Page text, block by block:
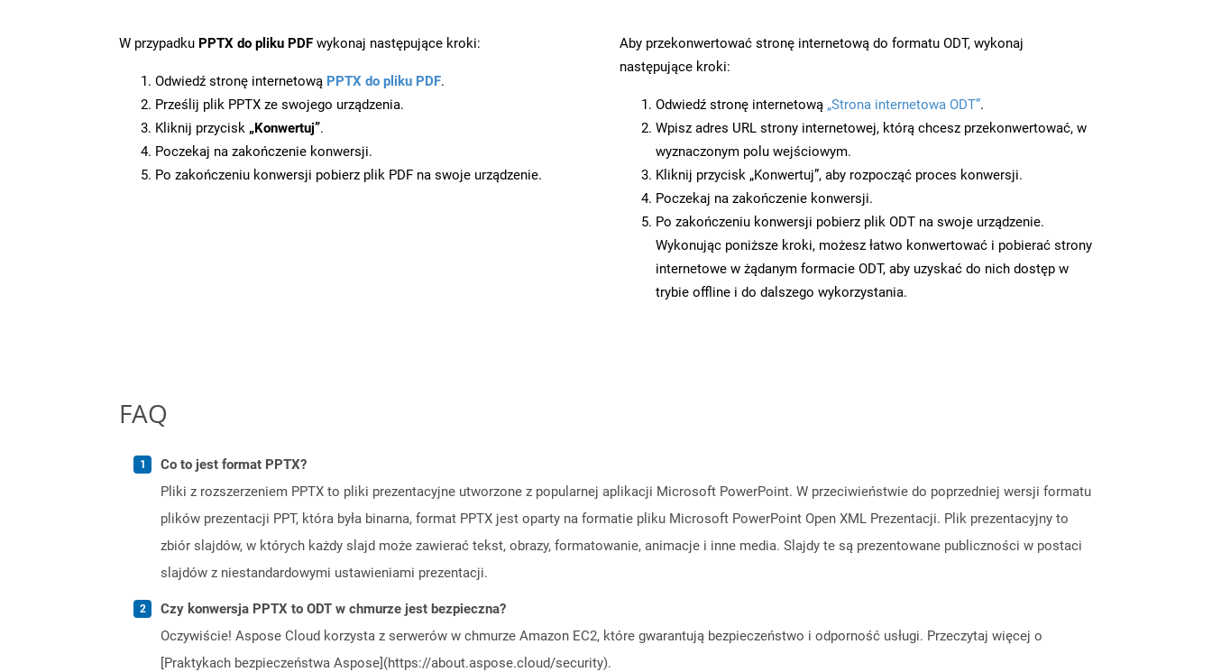
W przypadku PPTX do pliku PDF wykonaj następujące kroki:
Odwiedź stronę internetową PPTX do pliku PDF.
Prześlij plik PPTX ze swojego urządzenia.
Kliknij przycisk „Konwertuj”.
Poczekaj na zakończenie konwersji.
Po zakończeniu konwersji pobierz plik PDF na swoje urządzenie.
Aby przekonwertować stronę internetową do formatu ODT, wykonaj
następujące kroki:
Odwiedź stronę internetową „Strona internetowa ODT”.
Wpisz adres URL strony internetowej, którą chcesz przekonwertować, w
wyznaczonym polu wejściowym.
Kliknij przycisk „Konwertuj”, aby rozpocząć proces konwersji.
Poczekaj na zakończenie konwersji.
Po zakończeniu konwersji pobierz plik ODT na swoje urządzenie.
Wykonując poniższe kroki, możesz łatwo konwertować i pobierać strony
internetowe w żądanym formacie ODT, aby uzyskać do nich dostęp w
trybie offline i do dalszego wykorzystania.
FAQ
Co to jest format PPTX?
Pliki z rozszerzeniem PPTX to pliki prezentacyjne utworzone z popularnej aplikacji Microsoft PowerPoint. W przeciwieństwie do poprzedniej wersji formatu
plików prezentacji PPT, która była binarna, format PPTX jest oparty na formatie pliku Microsoft PowerPoint Open XML Prezentacji. Plik prezentacyjny to
zbiór slajdów, w których każdy slajd może zawierać tekst, obrazy, formatowanie, animacje i inne media. Slajdy te są prezentowane publiczności w postaci
slajdów z niestandardowymi ustawieniami prezentacji.
Czy konwersja PPTX to ODT w chmurze jest bezpieczna?
Oczywiście! Aspose Cloud korzysta z serwerów w chmurze Amazon EC2, które gwarantują bezpieczeństwo i odporność usługi. Przeczytaj więcej o
[Praktykach bezpieczeństwa Aspose](https://about.aspose.cloud/security).